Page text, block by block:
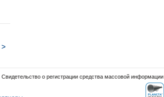
о регистрации средства массовой информации